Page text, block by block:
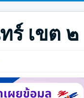
ร์ เขต ๒